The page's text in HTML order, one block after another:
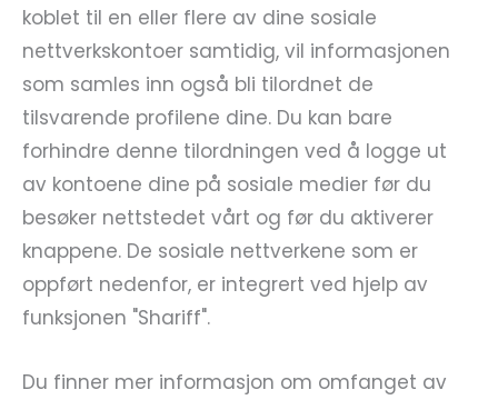
koblet til en eller flere av dine sosiale
nettverkskontoer samtidig, vil informasjonen
som samles inn også bli tilordnet de
tilsvarende profilene dine. Du kan bare
forhindre denne tilordningen ved å logge ut
av kontoene dine på sosiale medier før du
besøker nettstedet vårt og før du aktiverer
knappene. De sosiale nettverkene som er
oppført nedenfor, er integrert ved hjelp av
funksjonen "Shariff".
Du finner mer informasjon om omfanget av